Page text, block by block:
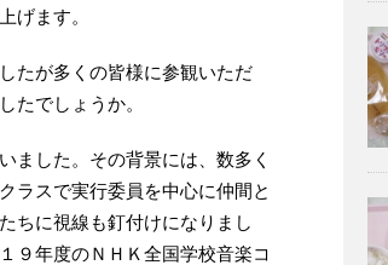
げます。
たが多くの皆様に参観いただ
たでしょうか。
ました。その背景には、数多く
ラスで実行委員を中心に仲間と
ちに視線も釘付けになりまし
９年度のＮＨＫ全国学校音楽コ